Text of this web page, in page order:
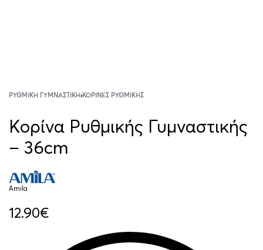
ΡΥΘΜΙΚΉ ΓΥΜΝΑΣΤΙΚΉ›ΚΟΡΊΝΕΣ ΡΥΘΜΙΚΉΣ
Κορίνα Ρυθμικής Γυμναστικής
– 36cm
Amila
12.90€